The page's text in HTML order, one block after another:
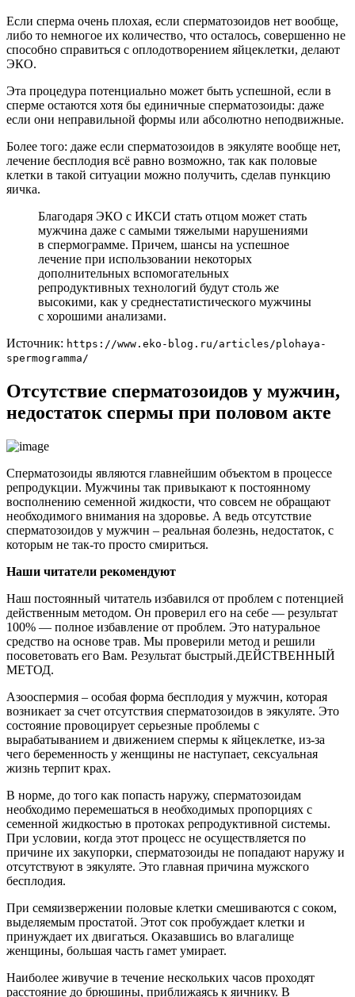
Если сперма очень плохая, если сперматозоидов нет вообще,
либо то немногое их количество, что осталось, совершенно не
способно справиться с оплодотворением яйцеклетки, делают
ЭКО.
Эта процедура потенциально может быть успешной, если в
сперме остаются хотя бы единичные сперматозоиды: даже
если они неправильной формы или абсолютно неподвижные.
Более того: даже если сперматозоидов в эякуляте вообще нет,
лечение бесплодия всё равно возможно, так как половые
клетки в такой ситуации можно получить, сделав пункцию
яичка.
Благодаря ЭКО с ИКСИ стать отцом может стать
мужчина даже с самыми тяжелыми нарушениями
в спермограмме. Причем, шансы на успешное
лечение при использовании некоторых
дополнительных вспомогательных
репродуктивных технологий будут столь же
высокими, как у среднестатистического мужчины
с хорошими анализами.
Источник: https://www.eko-blog.ru/articles/plohaya-
spermogramma/
Отсутствие сперматозоидов у мужчин,
недостаток спермы при половом акте
Сперматозоиды являются главнейшим объектом в процессе
репродукции. Мужчины так привыкают к постоянному
восполнению семенной жидкости, что совсем не обращают
необходимого внимания на здоровье. А ведь отсутствие
сперматозоидов у мужчин – реальная болезнь, недостаток, с
которым не так-то просто смириться.
Наши читатели рекомендуют
Наш постоянный читатель избавился от проблем с потенцией
действенным методом. Он проверил его на себе — результат
100% — полное избавление от проблем. Это натуральное
средство на основе трав. Мы проверили метод и решили
посоветовать его Вам. Результат быстрый.ДЕЙСТВЕННЫЙ
МЕТОД.
Азооспермия – особая форма бесплодия у мужчин, которая
возникает за счет отсутствия сперматозоидов в эякуляте. Это
состояние провоцирует серьезные проблемы с
вырабатыванием и движением спермы к яйцеклетке, из-за
чего беременность у женщины не наступает, сексуальная
жизнь терпит крах.
В норме, до того как попасть наружу, сперматозоидам
необходимо перемешаться в необходимых пропорциях с
семенной жидкостью в протоках репродуктивной системы.
При условии, когда этот процесс не осуществляется по
причине их закупорки, сперматозоиды не попадают наружу и
отсутствуют в эякуляте. Это главная причина мужского
бесплодия.
При семяизвержении половые клетки смешиваются с соком,
выделяемым простатой. Этот сок пробуждает клетки и
принуждает их двигаться. Оказавшись во влагалище
женщины, большая часть гамет умирает.
Наиболее живучие в течение нескольких часов проходят
расстояние до брюшины, приближаясь к яичнику. В